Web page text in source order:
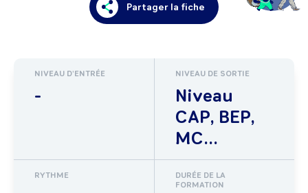
Partager la fiche
NIVEAU D'ENTRÉE
-
NIVEAU DE SORTIE
Niveau
CAP, BEP,
MC...
RYTHME
DURÉE DE LA
FORMATION